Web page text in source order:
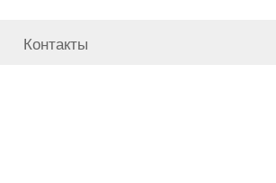
Контакты